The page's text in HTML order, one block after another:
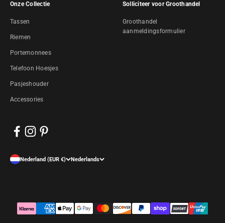
Onze Collectie
Tassen
Riemen
Portemonnees
Telefoon Hoesjes
Pasjeshouder
Accessories
Solliciteer voor Groothandel
Groothandel
aanmeldingsformulier
Nederland (EUR €) Nederlands